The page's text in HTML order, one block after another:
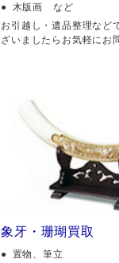
木版画 など
お引越し・遺品整理など
ざいましたらお気軽にお
象牙・珊瑚買取
置物、筆立